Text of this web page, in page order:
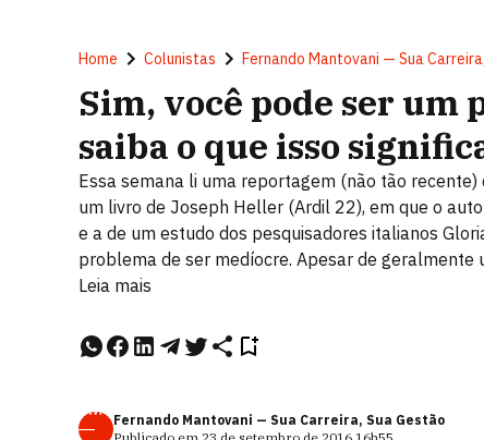
Home Colunistas Fernando Mantovani — Sua
Sim, você pode ser um
saiba o que isso
Essa semana li uma reportagem (não tão
um livro de Joseph Heller (Ardil 22), em que o
e a de um estudo dos pesquisadores italianos
problema de ser medíocre. Apesar de
Leia mais
FM
—
Fernando Mantovani — Sua Carreira, Sua Gestão